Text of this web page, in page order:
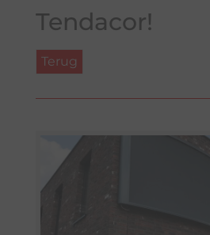
Tendacor!